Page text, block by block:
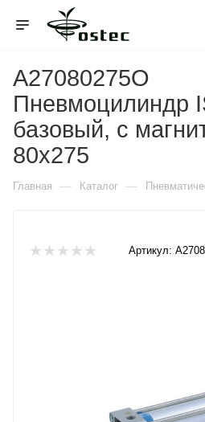
A27080275O
Пневмоцилиндр
базовый, с
80x275
Главная — Каталог —
Артикул: